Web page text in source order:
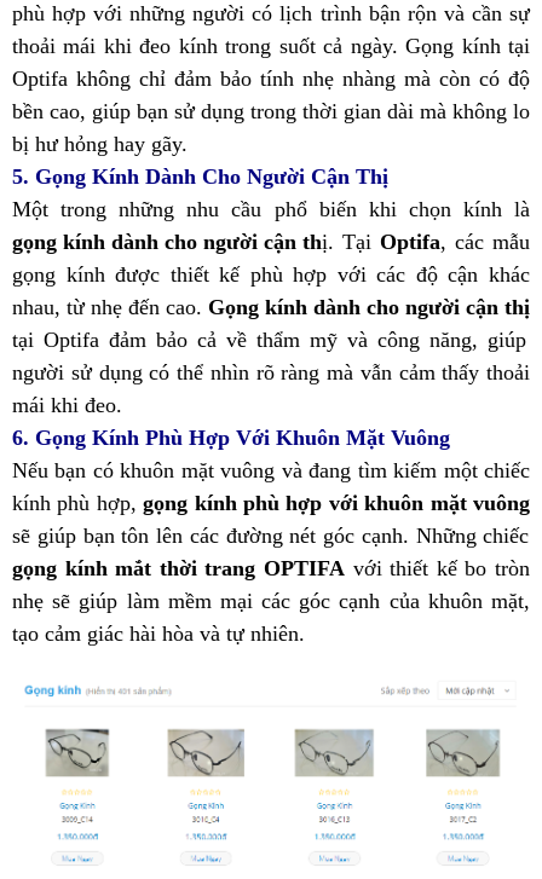
phù hợp với những người có lịch trình bận rộn và cần sự
thoải mái khi đeo kính trong suốt cả ngày. Gọng kính tại
Optifa không chỉ đảm bảo tính nhẹ nhàng mà còn có độ
bền cao, giúp bạn sử dụng trong thời gian dài mà không lo
bị hư hỏng hay gãy.
5. Gọng Kính Dành Cho Người Cận Thị
Một trong những nhu cầu phổ biến khi chọn kính là
gọng kính dành cho người cận thị. Tại Optifa, các mẫu
gọng kính được thiết kế phù hợp với các độ cận khác
nhau, từ nhẹ đến cao. Gọng kính dành cho người cận thị
tại Optifa đảm bảo cả về thẩm mỹ và công năng, giúp
người sử dụng có thể nhìn rõ ràng mà vẫn cảm thấy thoải
mái khi đeo.
6. Gọng Kính Phù Hợp Với Khuôn Mặt Vuông
Nếu bạn có khuôn mặt vuông và đang tìm kiếm một chiếc
kính phù hợp,gọng kính phù hợp với khuôn mặt vuông
sẽ giúp bạn tôn lên các đường nét góc cạnh. Những chiếc
gọng kính mắt thời trang OPTIFA với thiết kế bo tròn
nhẹ sẽ giúp làm mềm mại các góc cạnh của khuôn mặt,
tạo cảm giác hài hòa và tự nhiên.